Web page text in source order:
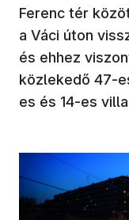
Ferenc tér
a Váci úton
és ehhez
közlekedő 47-
es és 14-es